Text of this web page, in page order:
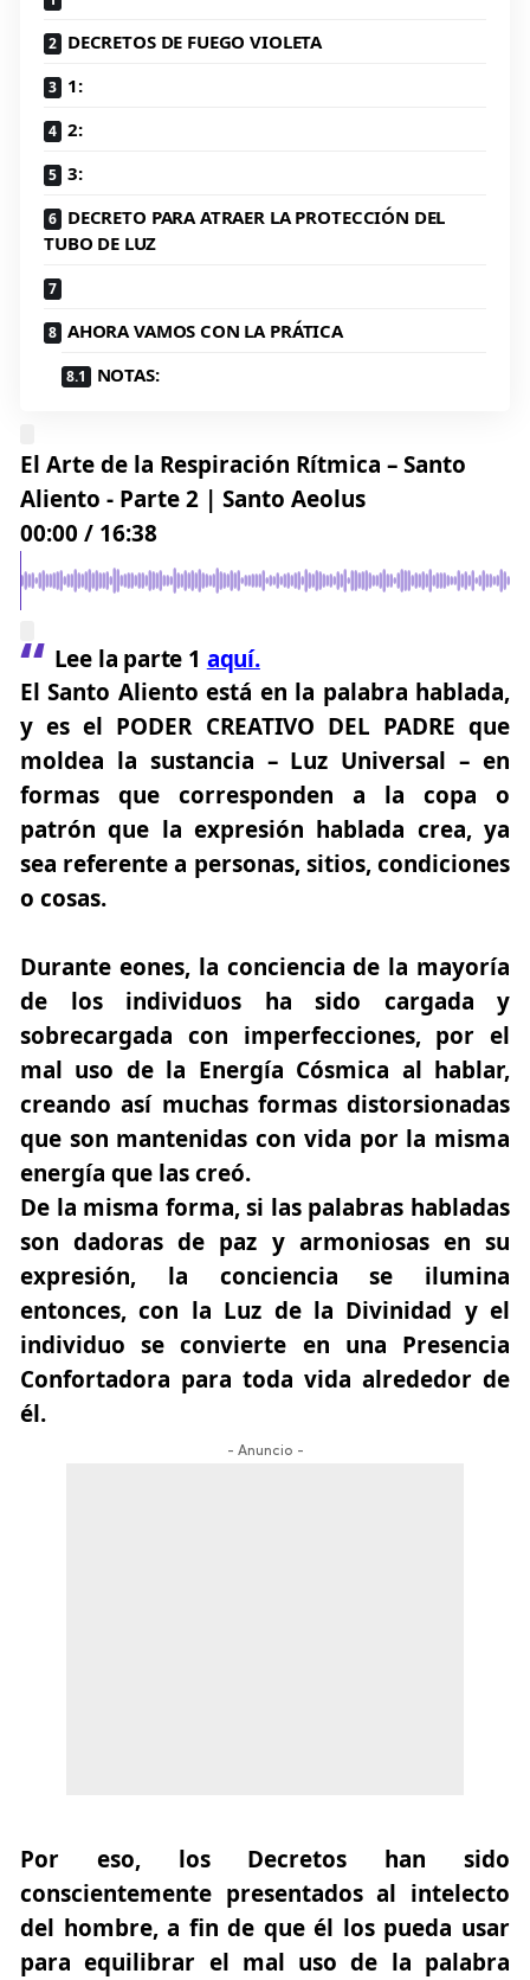
DECRETOS DE FUEGO VIOLETA
1:
2:
3:
DECRETO PARA ATRAER LA PROTECCIÓN DEL
TUBO DE LUZ
AHORA VAMOS CON LA PRÁTICA
NOTAS:
El Arte de la Respiración Rítmica – Santo
Aliento - Parte 2 | Santo Aeolus
00:00 / 16:38
Lee la parte 1 aquí.
El Santo Aliento está en la palabra hablada,
y es el PODER CREATIVO DEL PADRE que
moldea la sustancia – Luz Universal – en
formas que corresponden a la copa o
patrón que la expresión hablada crea, ya
sea referente a personas, sitios, condiciones
o cosas.
Durante eones, la conciencia de la mayoría
de los individuos ha sido cargada y
sobrecargada con imperfecciones, por el
mal uso de la Energía Cósmica al hablar,
creando así muchas formas distorsionadas
que son mantenidas con vida por la misma
energía que las creó.
De la misma forma, si las palabras habladas
son dadoras de paz y armoniosas en su
expresión, la conciencia se ilumina
entonces, con la Luz de la Divinidad y el
individuo se convierte en una Presencia
Confortadora para toda vida alrededor de
él.
- Anuncio -
Por eso, los Decretos han sido
conscientemente presentados al intelecto
del hombre, a fin de que él los pueda usar
para equilibrar el mal uso de la palabra